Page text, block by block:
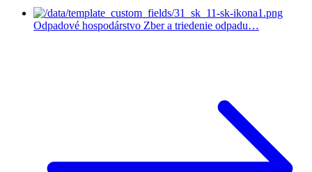
Odpadové hospodárstvo Zber a triedenie odpadu…